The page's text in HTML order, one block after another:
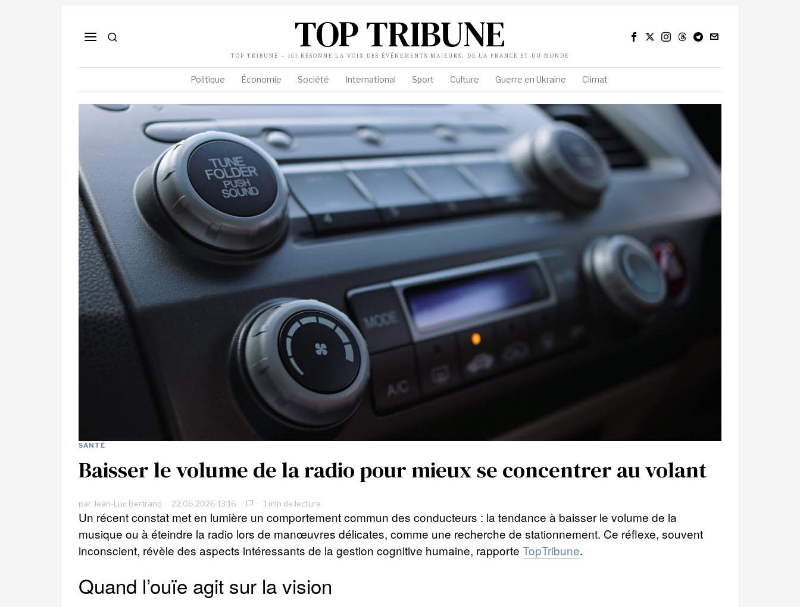
TOP TRIBUNE
TOP TRIBUNE – ICI RÉSONNE LA VOIX DES ÉVÉNEMENTS MAJEURS, DE LA FRANCE ET DU MONDE
Politique Économie Société International Sport Culture Guerre en Ukraine Climat
SANTÉ
Baisser le volume de la radio pour mieux se concentrer au volant
par Jean-Luc Bertrand 22.06.2026 13:16 1 min de lecture
Un récent constat met en lumière un comportement commun des conducteurs : la tendance à baisser le volume de la
musique ou à éteindre la radio lors de manœuvres délicates, comme une recherche de stationnement. Ce réflexe, souvent
inconscient, révèle des aspects intéressants de la gestion cognitive humaine, rapporte TopTribune.
Quand l’ouïe agit sur la vision